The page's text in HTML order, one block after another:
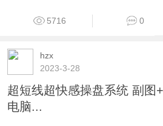
5716 0
hzx
2023-3-28
超短线超快感操盘系统 副图
电脑...